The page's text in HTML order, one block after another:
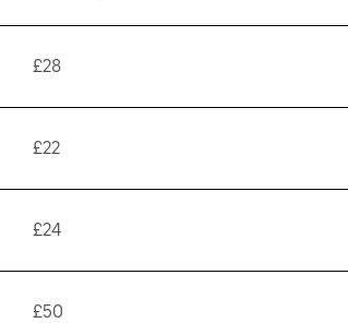
£28
£22
£24
£50